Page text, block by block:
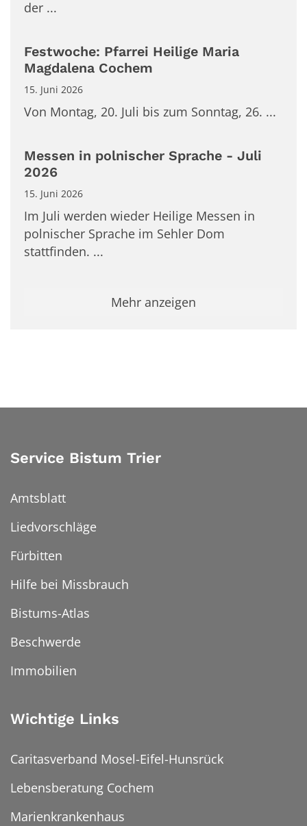
der ...
Festwoche: Pfarrei Heilige Maria
Magdalena Cochem
15. Juni 2026
Von Montag, 20. Juli bis zum Sonntag, 26. ...
Messen in polnischer Sprache - Juli
2026
15. Juni 2026
Im Juli werden wieder Heilige Messen in
polnischer Sprache im Sehler Dom
stattfinden. ...
Mehr anzeigen
Service Bistum Trier
Amtsblatt
Liedvorschläge
Fürbitten
Hilfe bei Missbrauch
Bistums-Atlas
Beschwerde
Immobilien
Wichtige Links
Caritasverband Mosel-Eifel-Hunsrück
Lebensberatung Cochem
Marienkrankenhaus